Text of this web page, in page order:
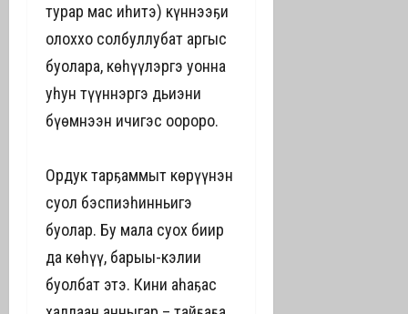
турар мас иһитэ) күннээҕи
олоххо солбуллубат аргыс
буолара, көһүүлэргэ уонна
уһун түүннэргэ дьиэни
бүөмнээн ичигэс оҥороро.
Ордук тарҕаммыт көрүҥүнэн
суол бэспиэһинньигэ
буолар. Бу мала суох биир
да көһүү, барыы-кэлии
буолбат этэ. Кини аһаҕас